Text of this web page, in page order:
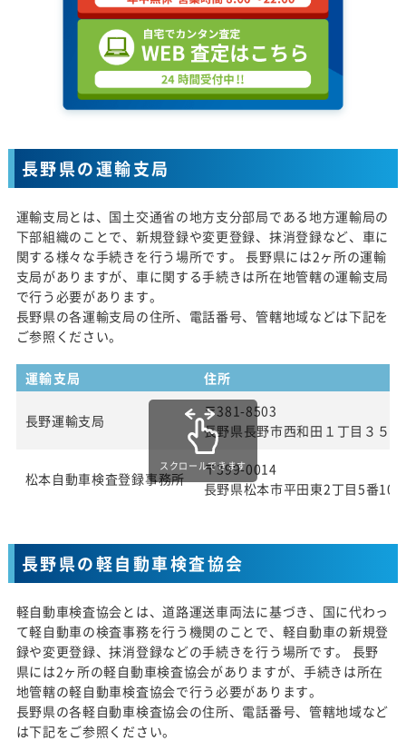
長野県の運輸支局
運輸支局とは、国土交通省の地方支分部局である地方運輸局の
下部組織のことで、新規登録や変更登録、抹消登録など、車に
関する様々な手続きを行う場所です。 長野県には2ヶ所の運輸
支局がありますが、車に関する手続きは所在地管轄の運輸支局
で行う必要があります。
長野県の各運輸支局の住所、電話番号、管轄地域などは下記を
ご参照ください。
運輸支局 住所
長野運輸支局
〒381-8503
長野県長野市西和田１丁目３５
松本自動車検査登録事務所
〒399-0014
長野県松本市平田東2丁目5番10
スクロールできます
長野県の軽自動車検査協会
軽自動車検査協会とは、道路運送車両法に基づき、国に代わっ
て軽自動車の検査事務を行う機関のことで、軽自動車の新規登
録や変更登録、抹消登録などの手続きを行う場所です。 長野
県には2ヶ所の軽自動車検査協会がありますが、手続きは所在
地管轄の軽自動車検査協会で行う必要があります。
長野県の各軽自動車検査協会の住所、電話番号、管轄地域など
は下記をご参照ください。